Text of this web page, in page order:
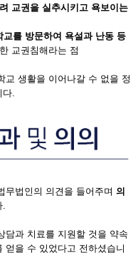
교권을 실추시키고 욕보이는
교를 방문하여 욕설과 난동 등
교권침해라는 점
교 생활을 이어나갈 수 없을 정
다.
무법인의 의견을 들어주며 의
.
담과 치료를 지원할 것을 약속
얻을 수 있었다고 전하셨습니